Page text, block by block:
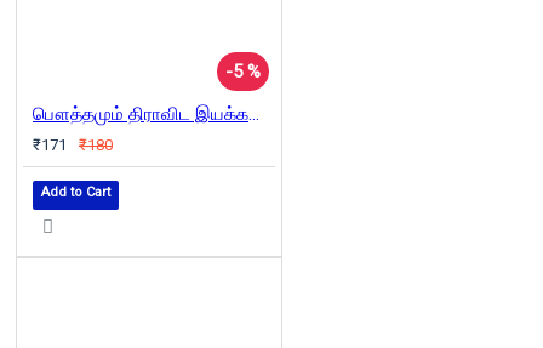
-5 %
பௌத்தமும் திராவிட இயக்கமும்
₹171 ₹180
Add to Cart